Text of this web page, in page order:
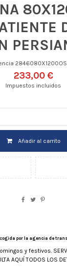
233,00 €
Impuestos incluidos
Añadir al carrito
por la agencia de
y festivos.
AQUÍ TODOS LOS